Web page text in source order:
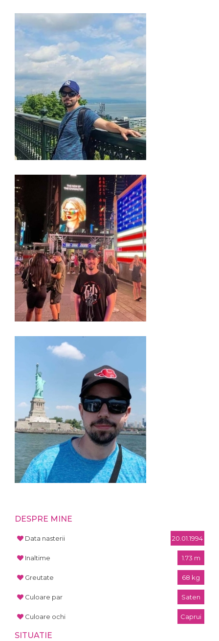
DESPRE MINE
Data nasterii 20.01.1994
Inaltime 1.73 m
Greutate 68 kg
Culoare par Saten
Culoare ochi Caprui
SITUATIE